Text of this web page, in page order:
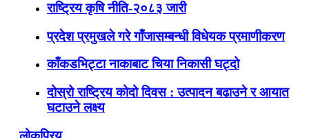
राष्ट्रिय कृषि नीति-२०८३ जारी
प्रदेश प्रमुखले गरे गाँजासम्बन्धी विधेयक प्रमाणीकरण
काँकडभिट्टा नाकाबाट चिया निकासी घट्दो
दोस्रो राष्ट्रिय कोदो दिवस : उत्पादन बढाउने र आयात
घटाउने लक्ष्य